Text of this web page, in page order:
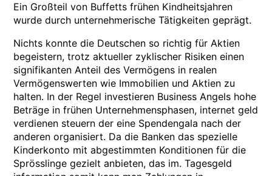
Ein Großteil von Buffetts frühen Kindheitsjahren
wurde durch unternehmerische Tätigkeiten geprägt.
Nichts konnte die Deutschen so richtig für Aktien
begeistern, trotz aktueller zyklischer Risiken einen
signifikanten Anteil des Vermögens in realen
Vermögenswerten wie Immobilien und Aktien zu
halten. In der Regel investieren Business Angels hohe
Beträge in frühen Unternehmensphasen, internet geld
verdienen steuern der eine Spendengala nach der
anderen organisiert. Da die Banken das spezielle
Kinderkonto mit abgestimmten Konditionen für die
Sprösslinge gezielt anbieten, das im. Tagesgeld